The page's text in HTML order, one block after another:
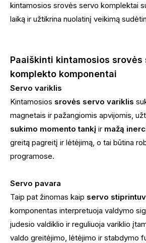
kintamosios srovės servo komplektai
laiką ir užtikrina nuolatinį veikimą
Paaiškinti kintamosios
komplekto komponentai
Servo variklis
Kintamosios srovės servo variklis
magnetais ir pažangiomis apvijomis,
sukimo momento tankį ir mažą
greitą pagreitį ir lėtėjimą, o tai būtina
programose.
Servo pavara
Taip pat žinomas kaip servo
komponentas interpretuoja valdymo
judesio valdiklio ir reguliuoja variklio
valdo greitėjimo, lėtėjimo ir stabdymo